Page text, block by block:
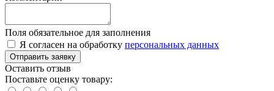
Поля обязательное для заполнения
Я согласен на обработку персональных данных
Отправить заявку
Оставить отзыв
Поставьте оценку товару: